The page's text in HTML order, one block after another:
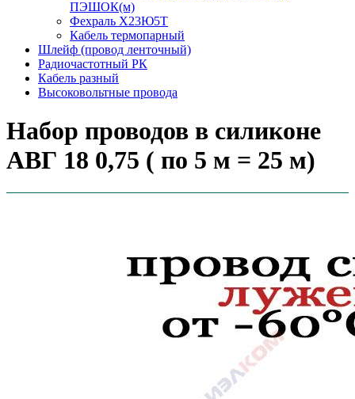
ПЭШОК(м)
Фехраль Х23Ю5Т
Кабель термопарный
Шлейф (провод ленточный)
Радиочастотный РК
Кабель разный
Высоковольтные провода
Набор проводов в силиконе
АВГ 18 0,75 ( по 5 м = 25 м)